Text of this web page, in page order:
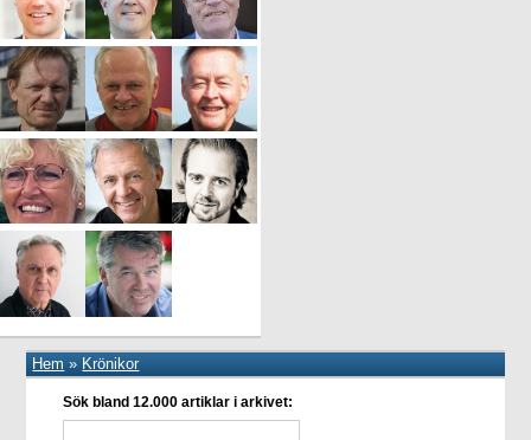
Hem » Krönikor
Sök bland 12.000 artiklar i arkivet: